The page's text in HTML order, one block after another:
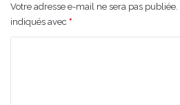
Votre adresse e-mail ne sera pas publiée.
indiqués avec *